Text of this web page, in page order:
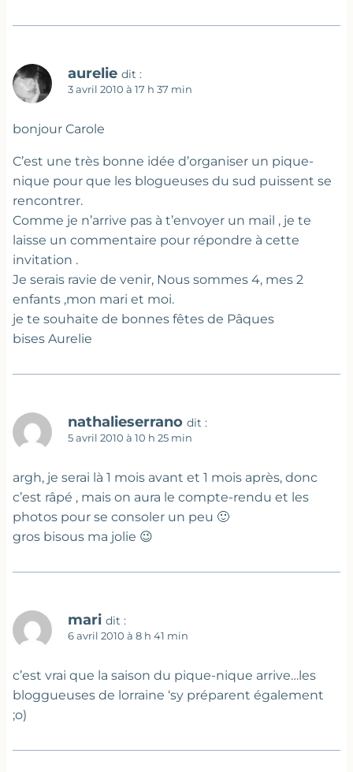
aurelie dit :
3 avril 2010 à 17 h 37 min
bonjour Carole
C’est une très bonne idée d’organiser un pique-
nique pour que les blogueuses du sud puissent se
rencontrer.
Comme je n’arrive pas à t’envoyer un mail , je te
laisse un commentaire pour répondre à cette
invitation .
Je serais ravie de venir, Nous sommes 4, mes 2
enfants ,mon mari et moi.
je te souhaite de bonnes fêtes de Pâques
bises Aurelie
nathalieserrano dit :
5 avril 2010 à 10 h 25 min
argh, je serai là 1 mois avant et 1 mois après, donc
c’est râpé , mais on aura le compte-rendu et les
photos pour se consoler un peu 🙂
gros bisous ma jolie 😉
mari dit :
6 avril 2010 à 8 h 41 min
c’est vrai que la saison du pique-nique arrive…les
bloggueuses de lorraine ‘sy préparent également
;o)